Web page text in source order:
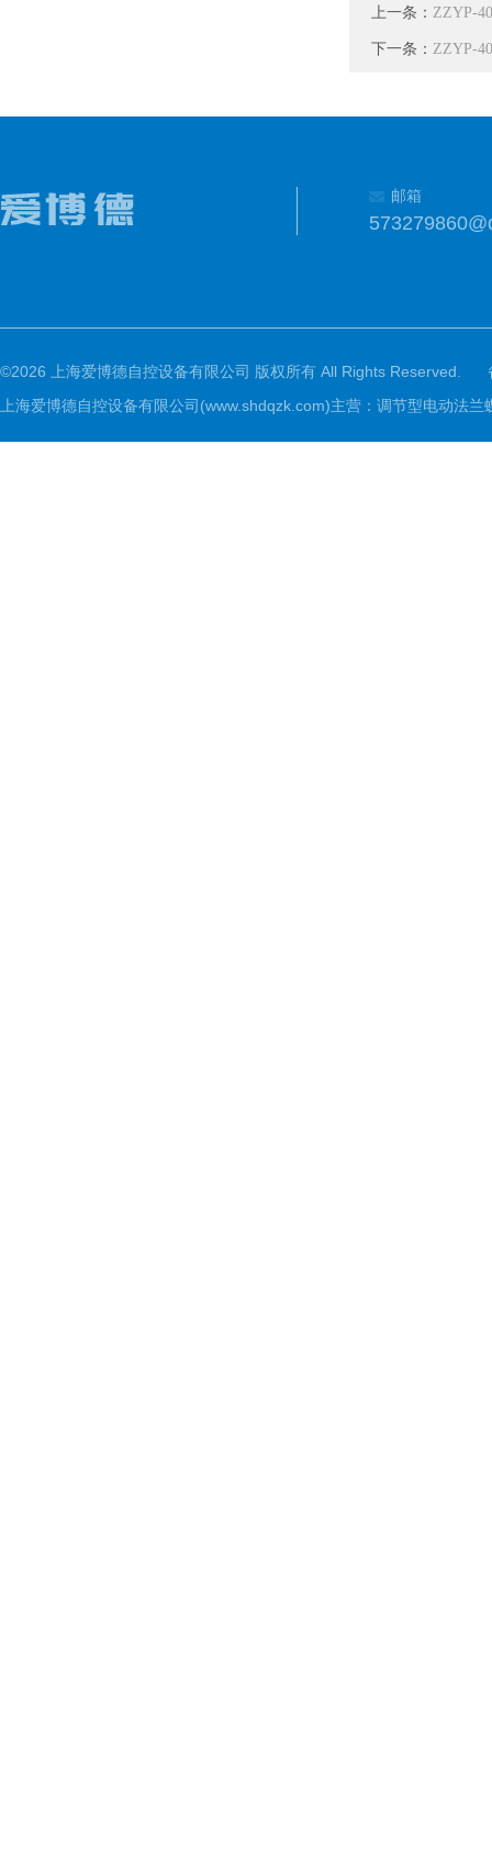
上一条： ZZYP-
下一条： ZZYP-
邮箱
©2026 上海爱博德自控设备有限公司 版权所有 All Rights Reserved.
上海爱博德自控设备有限公司(www.shdqzk.com)主营：调节型电动法